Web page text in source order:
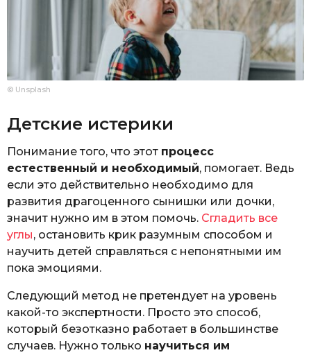
© Unsplash
Детские истерики
Понимание того, что этот процесс
естественный и необходимый, помогает. Ведь
если это действительно необходимо для
развития драгоценного сынишки или дочки,
значит нужно им в этом помочь. Сгладить все
углы, остановить крик разумным способом и
научить детей справляться с непонятными им
пока эмоциями.
Следующий метод не претендует на уровень
какой-то экспертности. Просто это способ,
который безотказно работает в большинстве
случаев. Нужно только научиться им